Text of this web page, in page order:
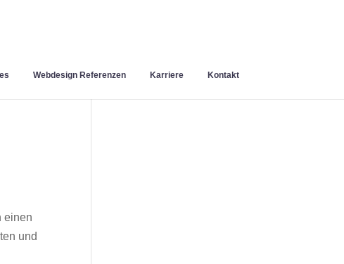
Webdesign Referenzen Karriere Kontakt
einen
und